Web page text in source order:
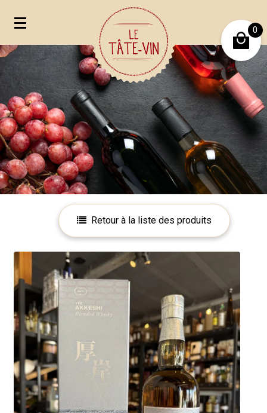
Mon compte
Mes favoris
0
Retour à la liste des produits